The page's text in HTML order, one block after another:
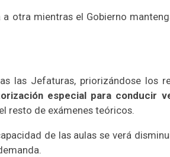
otra mientras el Gobierno
las Jefaturas, priorizándose los
especial para conducir
resto de exámenes teóricos.
de las aulas se verá